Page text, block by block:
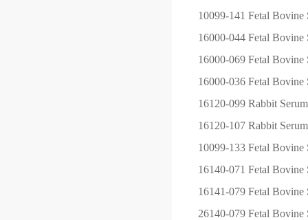
10099-141 Fetal Bovine
16000-044 Fetal
16000-069 Fetal
16000-036 Fetal Bovine
16120-099 Rabbit Serum
16120-107 Rabbit Serum
10099-133 Fetal Bovine
16140-071 Fetal Bovine
16141-079 Fetal Bovine
26140-079 Fetal Bovine